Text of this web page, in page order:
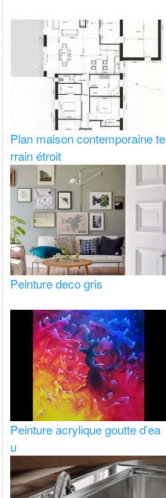
Plan maison contemporaine te
rrain étroit
Peinture deco gris
Peinture acrylique goutte d’ea
u